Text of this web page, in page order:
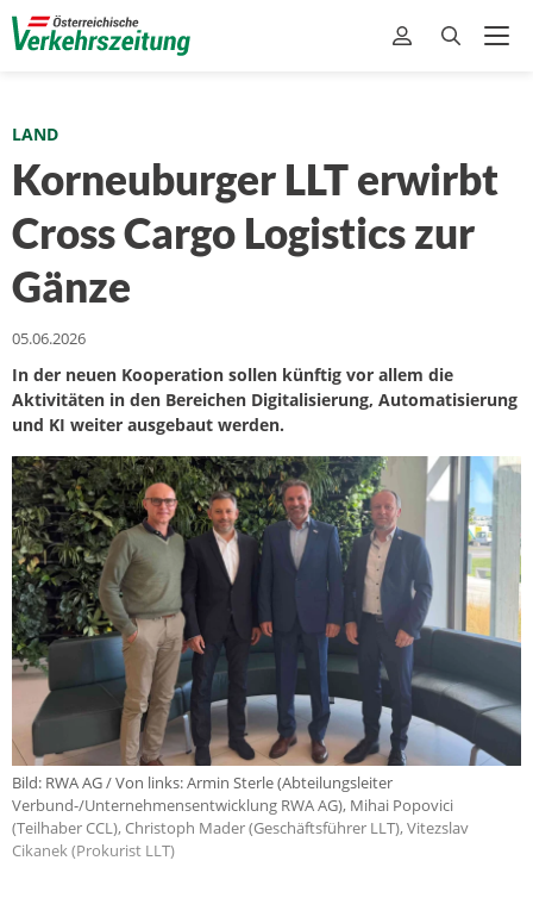
LAND
Korneuburger LLT erwirbt
Cross Cargo Logistics zur
Gänze
05.06.2026
In der neuen Kooperation sollen künftig vor allem die
Aktivitäten in den Bereichen Digitalisierung, Automatisierung
und KI weiter ausgebaut werden.
Bild: RWA AG / Von links: Armin Sterle (Abteilungsleiter
Verbund-/Unternehmensentwicklung RWA AG), Mihai Popovici
(Teilhaber CCL), Christoph Mader (Geschäftsführer LLT), Vitezslav
Cikanek (Prokurist LLT)